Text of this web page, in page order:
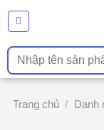
dung
Tìm
kiếm:
Trang chủ / Danh